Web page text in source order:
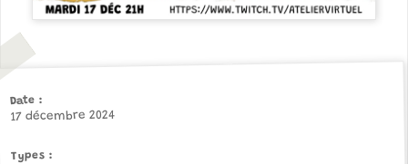
Date
17 décembre 2024
Types